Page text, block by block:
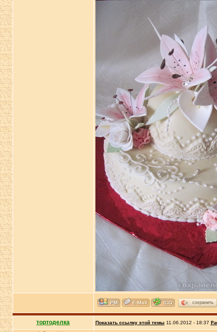
сохранить
тортоделка Показать ссылку этой темы 11.06.2012 - 18:37